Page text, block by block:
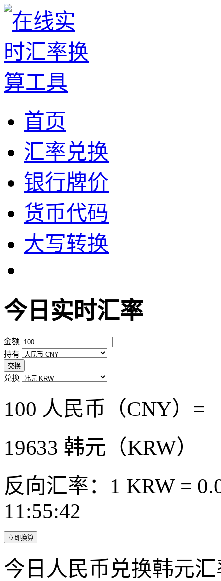
首页
汇率兑换
银行牌价
货币代码
大写转换
今日实时汇率
金额
持有
交换
兑换
100 人民币（CNY）=
19633 韩元（KRW）
反向汇率：1 KRW =
11:55:42
立即换算
今日人民币兑换韩元